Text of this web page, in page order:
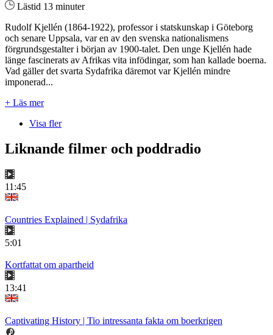
Lästid 13 minuter
Rudolf Kjellén (1864-1922), professor i statskunskap i Göteborg
och senare Uppsala, var en av den svenska nationalismens
förgrundsgestalter i början av 1900-talet. Den unge Kjellén hade
länge fascinerats av Afrikas vita infödingar, som han kallade boerna.
Vad gäller det svarta Sydafrika däremot var Kjellén mindre
imponerad...
+ Läs mer
Visa fler
Liknande filmer och poddradio
11:45
Countries Explained | Sydafrika
5:01
Kortfattat om apartheid
13:41
Captivating History | Tio intressanta fakta om boerkrigen